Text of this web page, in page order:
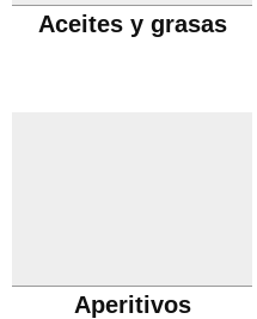
Aceites y grasas
Aperitivos